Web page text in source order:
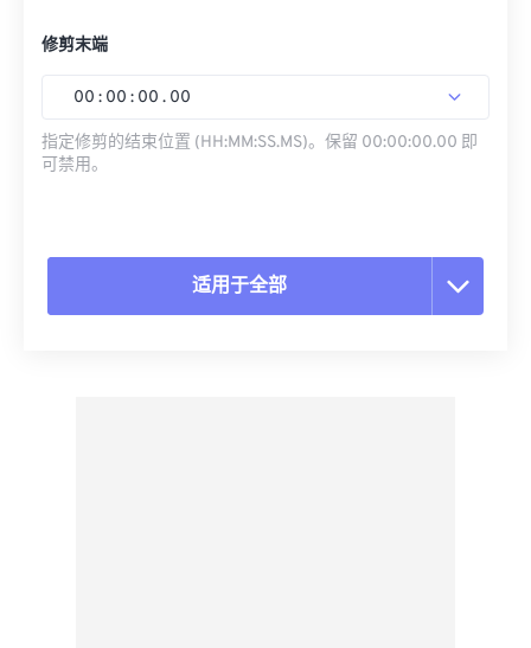
修剪末端
00 : 00 : 00 . 00
指定修剪的结束位置 (HH:MM:SS.MS)。保留 00:00:00.00 即
可禁用。
适用于全部